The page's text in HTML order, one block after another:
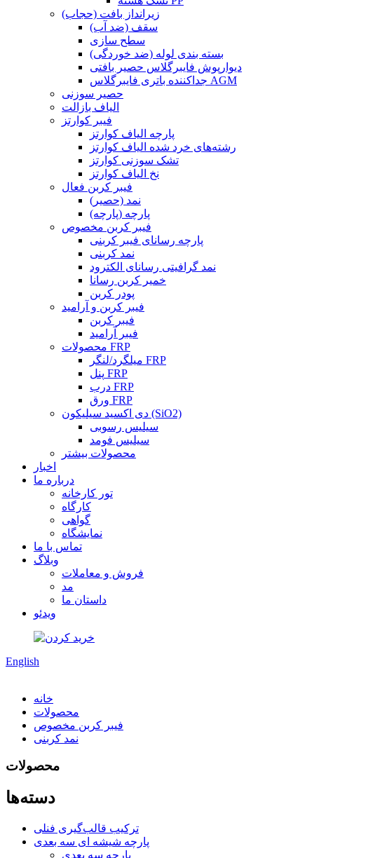
زیرانداز بافت (حجاب)
سقف (ضد آب)
سطح سازی
بسته بندی لوله (ضد خوردگی)
دیوارپوش فایبرگلاس حصیر بافتی
جداکننده باتری فایبرگلاس AGM
حصیر سوزنی
الیاف بازالت
فیبر کوارتز
پارچه الیاف کوارتز
رشته‌های خرد شده الیاف کوارتز
تشک سوزنی کوارتز
نخ الیاف کوارتز
فیبر کربن فعال
نمد (حصیر)
پارچه (پارچه)
فیبر کربن مخصوص
پارچه رسانای فیبر کربنی
نمد کربنی
نمد گرافیتی رسانای الکترود
خمیر کربن رسانا
پودر کربن
فیبر کربن و آرامید
فیبر کربن
فیبر آرامید
محصولات FRP
میلگرد/لنگر FRP
پنل FRP
درب FRP
ورق FRP
دی اکسید سیلیکون (SiO2)
سیلیس رسوبی
سیلیس فومد
محصولات بیشتر
اخبار
درباره ما
تور کارخانه
کارگاه
گواهی
نمایشگاه
تماس با ما
وبلاگ
فروش و معاملات
مد
داستان ما
ویدئو
English
خانه
محصولات
فیبر کربن مخصوص
نمد کربنی
محصولات
دسته‌ها
ترکیب قالب‌گیری فنلی
پارچه شیشه ای سه بعدی
پارچه سه بعدی